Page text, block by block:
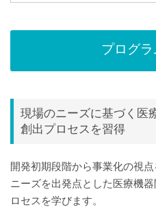
プログ
現場のニーズに基づく医
創出プロセスを習得
開発初期段階から事業化の視
ニーズを出発点とした医療機
ロセスを学びます。